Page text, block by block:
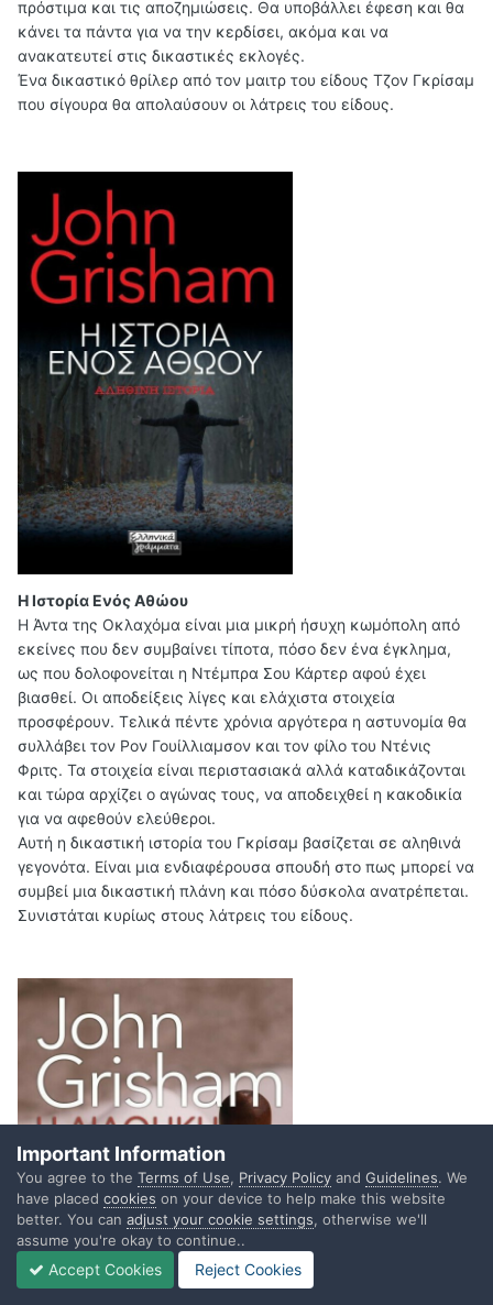
πρόστιμα και τις αποζημιώσεις. Θα υποβάλλει έφεση και θα
κάνει τα πάντα για να την κερδίσει, ακόμα και να
ανακατευτεί στις δικαστικές εκλογές.
Ένα δικαστικό θρίλερ από τον μαιτρ του είδους Τζον Γκρίσαμ
που σίγουρα θα απολαύσουν οι λάτρεις του είδους.
Η Ιστορία Ενός Αθώου
Η Άντα της Οκλαχόμα είναι μια μικρή ήσυχη κωμόπολη από
εκείνες που δεν συμβαίνει τίποτα, πόσο δεν ένα έγκλημα,
ως που δολοφονείται η Ντέμπρα Σου Κάρτερ αφού έχει
βιασθεί. Οι αποδείξεις λίγες και ελάχιστα στοιχεία
προσφέρουν. Τελικά πέντε χρόνια αργότερα η αστυνομία θα
συλλάβει τον Ρον Γουίλλιαμσον και τον φίλο του Ντένις
Φριτς. Τα στοιχεία είναι περιστασιακά αλλά καταδικάζονται
και τώρα αρχίζει ο αγώνας τους, να αποδειχθεί η κακοδικία
για να αφεθούν ελεύθεροι.
Αυτή η δικαστική ιστορία του Γκρίσαμ βασίζεται σε αληθινά
γεγονότα. Είναι μια ενδιαφέρουσα σπουδή στο πως μπορεί να
συμβεί μια δικαστική πλάνη και πόσο δύσκολα ανατρέπεται.
Συνιστάται κυρίως στους λάτρεις του είδους.
Important Information
You agree to the Terms of Use, Privacy Policy and Guidelines. We
have placed cookies on your device to help make this website
better. You can adjust your cookie settings, otherwise we'll
assume you're okay to continue..
Accept Cookies Reject Cookies